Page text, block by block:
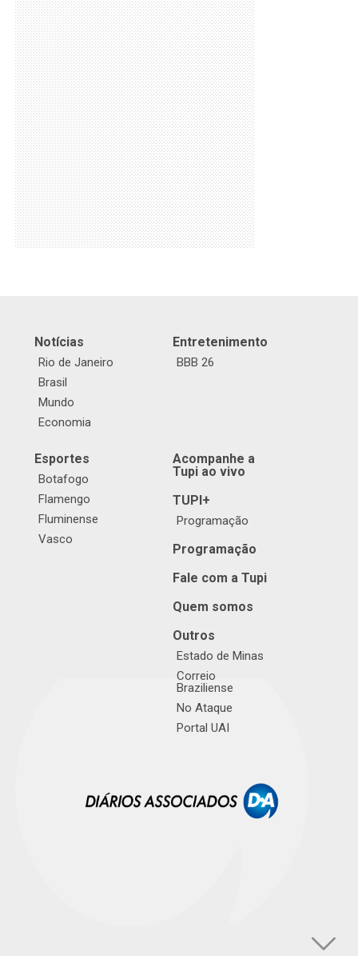
Notícias
Rio de Janeiro
Brasil
Mundo
Economia
Entretenimento
BBB 26
Esportes
Botafogo
Flamengo
Fluminense
Vasco
Acompanhe a
Tupi ao vivo
TUPI+
Programação
Programação
Fale com a Tupi
Quem somos
Outros
Estado de Minas
Correio
Braziliense
No Ataque
Portal UAI